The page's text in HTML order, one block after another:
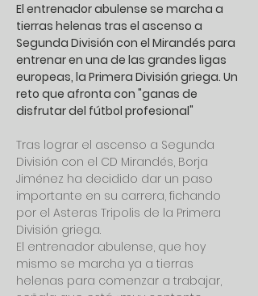
El entrenador abulense se marcha a
tierras helenas tras el ascenso a
Segunda División con el Mirandés para
entrenar en una de las grandes ligas
europeas, la Primera División griega. Un
reto que afronta con "ganas de
disfrutar del fútbol profesional"
Tras lograr el ascenso a Segunda
División con el CD Mirandés, Borja
Jiménez ha decidido dar un paso
importante en su carrera, fichando
por el Asteras Tripolis de la Primera
División griega.
El entrenador abulense, que hoy
mismo se marcha ya a tierras
helenas para comenzar a trabajar,